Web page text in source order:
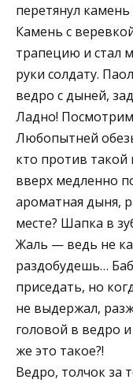
перетянул
Камень с
трапецию и стал
руки солдату.
ведро с дыней,
Ладно! Посмотрим
Любопытней
кто против такой
вверх медленно
ароматная дыня,
месте? Шапка в
Жаль — ведь не
раздобудешь…
приседать, но
не выдержал,
головой в ведро
же это такое?!
Ведро, толчок за